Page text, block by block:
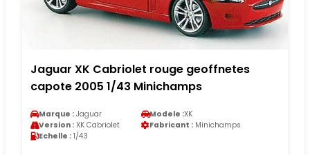
Jaguar XK Cabriolet rouge geoffnetes
capote 2005 1/43 Minichamps
Marque : Jaguar Modele :XK
Version : XK Cabriolet Fabricant : Minichamps
Echelle : 1/43